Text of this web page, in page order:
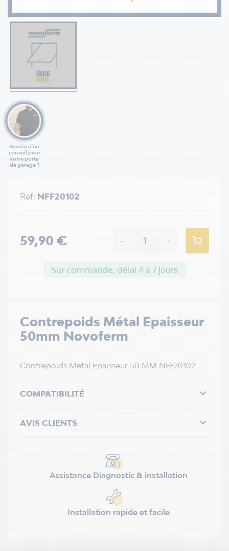
Besoin d'un
conseil pour
votre porte
de garage ?
Contrepoids Métal Epaisseur
50mm Novoferm
Contrepoids Métal Epaisseur 50 MM NFF20102
COMPATIBILITÉ 
AVIS CLIENTS 
Assistance Diagnostic & installation
Installation rapide et facile
Réf: NFF20102
59,90 € - +
Sur commande, délai 4 à 7 jours